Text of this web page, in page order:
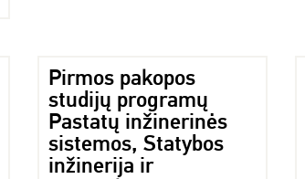
Pirmos pakopos
studijų programų
Pastatų inžinerinės
sistemos, Statybos
inžinerija ir